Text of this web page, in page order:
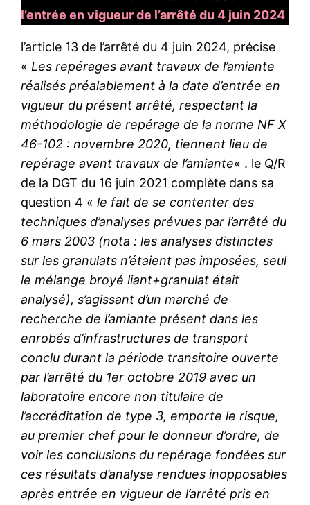
l’entrée en vigueur de l’arrêté du 4 juin 2024
l’article 13 de l’arrêté du 4 juin 2024, précise
« Les repérages avant travaux de l’amiante
réalisés préalablement à la date d’entrée en
vigueur du présent arrêté, respectant la
méthodologie de repérage de la norme NF X
46-102 : novembre 2020, tiennent lieu de
repérage avant travaux de l’amiante« . le Q/R
de la DGT du 16 juin 2021 complète dans sa
question 4 «le fait de se contenter des
techniques d’analyses prévues par l’arrêté du
6 mars 2003 (nota : les analyses distinctes
sur les granulats n’étaient pas imposées, seul
le mélange broyé liant+granulat était
analysé), s’agissant d’un marché de
recherche de l’amiante présent dans les
enrobés d’infrastructures de transport
conclu durant la période transitoire ouverte
par l’arrêté du 1er octobre 2019 avec un
laboratoire encore non titulaire de
l’accréditation de type 3, emporte le risque,
au premier chef pour le donneur d’ordre, de
voir les conclusions du repérage fondées sur
ces résultats d’analyse rendues inopposables
après entrée en vigueur de l’arrêté pris en